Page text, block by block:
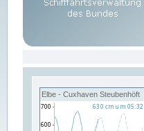
Elbe - Cuxhaven Steubenhöft